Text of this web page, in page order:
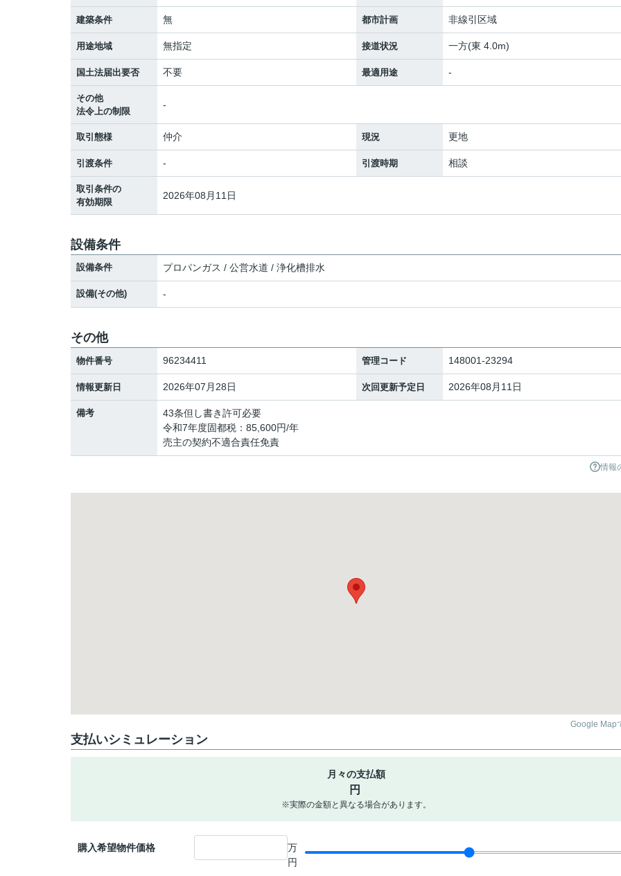
建築条件 無 都市計画 非線引区域
用途地域 無指定 接道状況 一方(東 4.0m)
国土法届出要否 不要 最適用途 -
その他
法令上の制限
-
取引態様 仲介 現況 更地
引渡条件 - 引渡時期 相談
取引条件の
有効期限
2026年08月11日
設備条件
設備条件 プロパンガス / 公営水道 / 浄化槽排水
設備(その他) -
その他
物件番号 96234411 管理コード 148001-23294
情報更新日 2026年07月28日 次回更新予定日 2026年08月11日
備考
43条但し書き許可必要
令和7年度固都税：85,600円/年
売主の契約不適合責任免責
情報
Google Map
支払いシミュレーション
月々の支払額
円
※実際の金額と異なる場合があります。
購入希望物件価格
万
円